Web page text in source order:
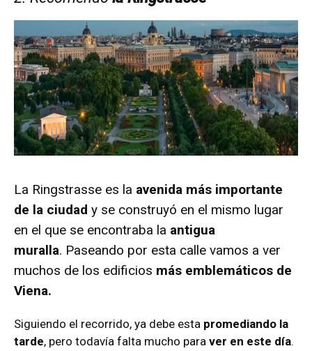
La Ringstrasse es la avenida más importante
de la ciudad y se construyó en el mismo lugar
en el que se encontraba la antigua
muralla. Paseando por esta calle vamos a ver
muchos de los edificios más emblemáticos de
Viena.
Siguiendo el recorrido, ya debe esta promediando la
tarde, pero todavía falta mucho para ver en este día.